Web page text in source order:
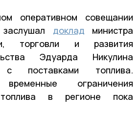
оперативном совещании
доклад министра
торговли и развития
Эдуарда Никулина
поставками топлива.
ограничения
в регионе пока